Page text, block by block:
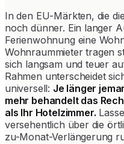
In den EU-Märkten, die
noch dünner. Ein langer
Ferienwohnung eine
Wohnraummieter tragen
sich langsam und teuer
Rahmen unterscheidet
universell: Je länger
mehr behandelt das
als Ihr Hotelzimmer.
versehentlich über die
zu-Monat-Verlängerung